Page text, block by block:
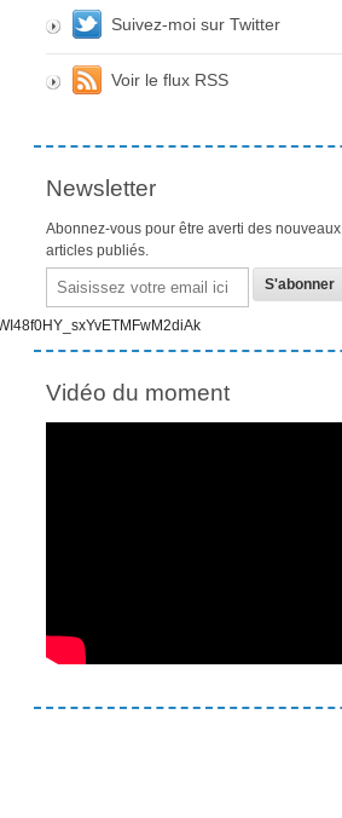
Suivez-moi sur Twitter
Voir le flux RSS
Newsletter
Abonnez-vous pour être averti des nouveaux
articles publiés.
Email
Vidéo du moment